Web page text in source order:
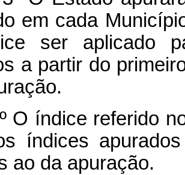
em cada
ser aplicado
a partir do
O índice referido
índices
ao da apuração.